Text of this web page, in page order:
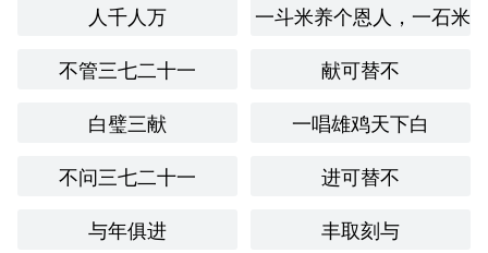
风起云涌乱世间，
善者共商和谐道，
恶者终将自缚绳。
人千人万
一斗米养个恩人，一石米
不管三七二十一
献可替不
白璧三献
一唱雄鸡天下白
不问三七二十一
进可替不
与年俱进
丰取刻与